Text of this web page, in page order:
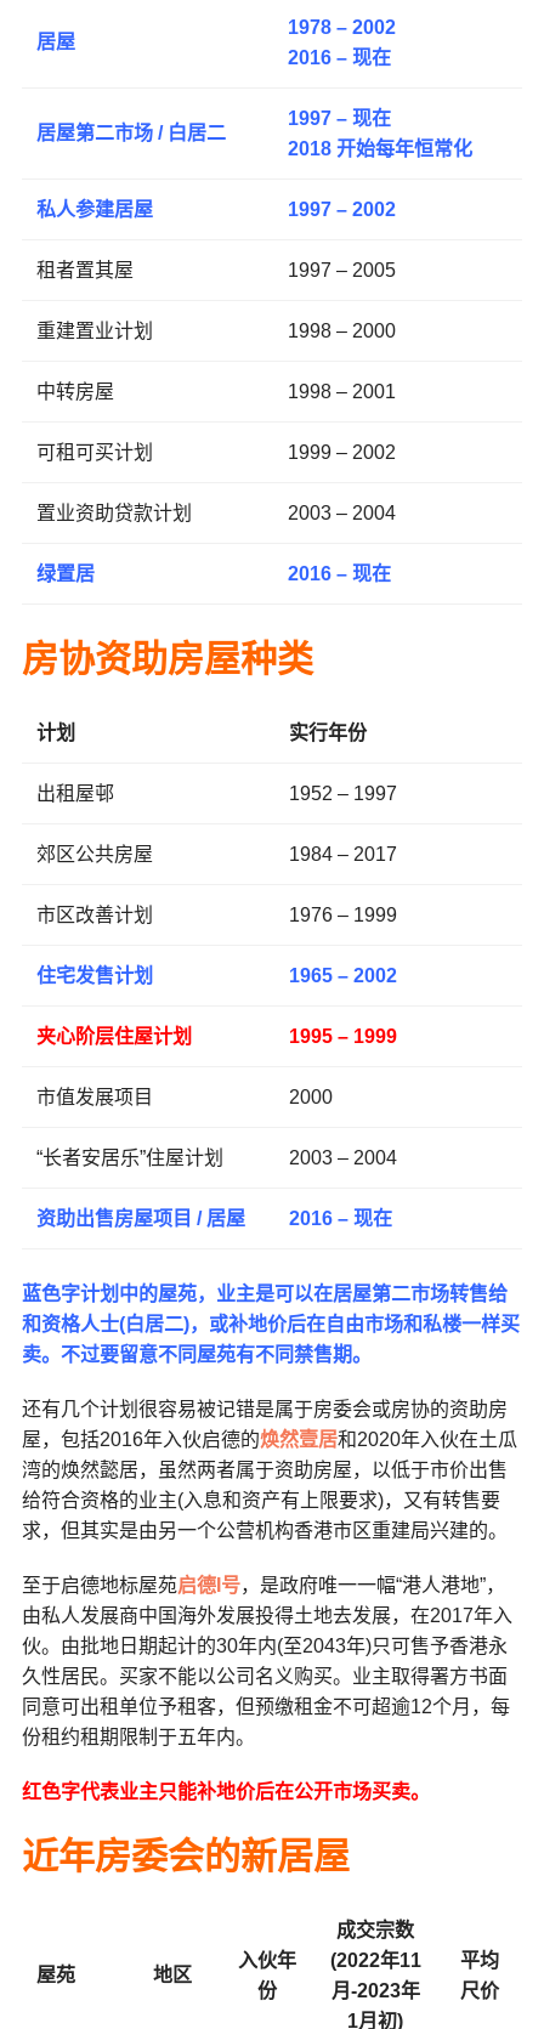
居屋
1978 – 2002
2016 – 现在
居屋第二市场 / 白居二
1997 – 现在
2018 开始每年恒常化
私人参建居屋 1997 – 2002
租者置其屋 1997 – 2005
重建置业计划 1998 – 2000
中转房屋 1998 – 2001
可租可买计划 1999 – 2002
置业资助贷款计划 2003 – 2004
绿置居 2016 – 现在
房协资助房屋种类
计划 实行年份
出租屋邨 1952 – 1997
郊区公共房屋 1984 – 2017
市区改善计划 1976 – 1999
住宅发售计划 1965 – 2002
夹心阶层住屋计划 1995 – 1999
市值发展项目 2000
“长者安居乐”住屋计划 2003 – 2004
资助出售房屋项目 / 居屋 2016 – 现在
蓝色字计划中的屋苑，业主是可以在居屋第二市场转售给
和资格人士(白居二)，或补地价后在自由市场和私楼一样买
卖。不过要留意不同屋苑有不同禁售期。
还有几个计划很容易被记错是属于房委会或房协的资助房
屋，包括2016年入伙启德的焕然壹居和2020年入伙在土瓜
湾的焕然懿居，虽然两者属于资助房屋，以低于市价出售
给符合资格的业主(入息和资产有上限要求)，又有转售要
求，但其实是由另一个公营机构香港市区重建局兴建的。
至于启德地标屋苑启德I号，是政府唯一一幅“港人港地”，
由私人发展商中国海外发展投得土地去发展，在2017年入
伙。由批地日期起计的30年内(至2043年)只可售予香港永
久性居民。买家不能以公司名义购买。业主取得署方书面
同意可出租单位予租客，但预缴租金不可超逾12个月，每
份租约租期限制于五年内。
红色字代表业主只能补地价后在公开市场买卖。
近年房委会的新居屋
屋苑 地区
入伙年
份
成交宗数
(2022年11
月-2023年
1月初)
平均
尺价